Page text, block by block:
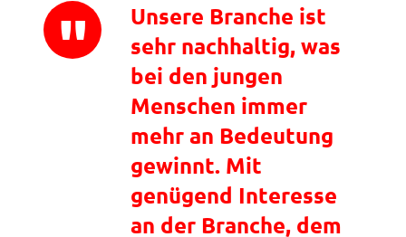
Unsere Branche ist
sehr nachhaltig, was
bei den jungen
Menschen immer
mehr an Bedeutung
gewinnt. Mit
genügend Interesse
an der Branche, dem